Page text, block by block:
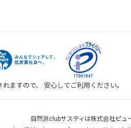
ますので、 安心してご利用ください。
自然派clubサスティは株式会社ピュ